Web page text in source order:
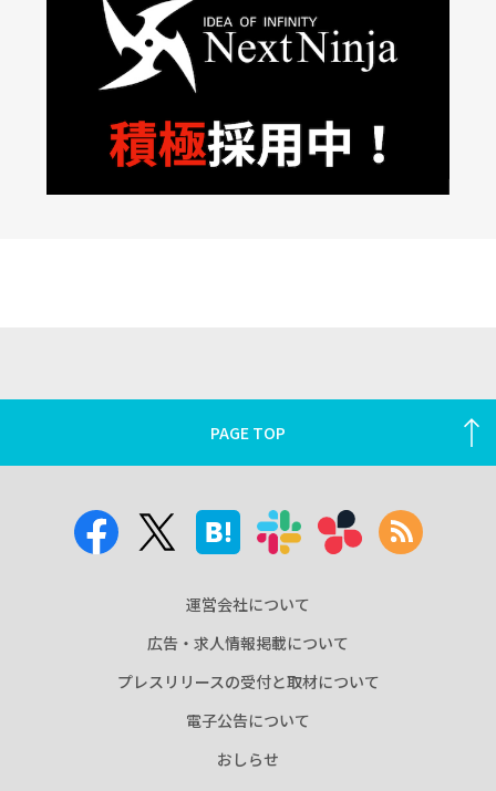
PAGE TOP
運営会社について
広告・求人情報掲載について
プレスリリースの受付と取材について
電子公告について
おしらせ